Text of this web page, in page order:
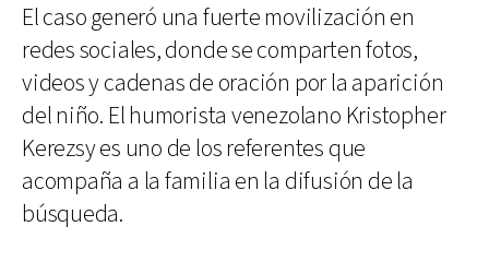
El caso generó una fuerte movilización en
redes sociales, donde se comparten fotos,
videos y cadenas de oración por la aparición
del niño. El humorista venezolano Kristopher
Kerezsy es uno de los referentes que
acompaña a la familia en la difusión de la
búsqueda.